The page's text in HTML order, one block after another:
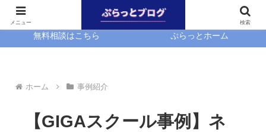
無料相談はこちら ぷらっとホーム
ホーム 事例紹介
【GIGAスクール事例】ネ
メニュー 検索